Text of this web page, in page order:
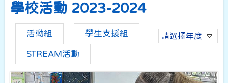
學校活動 2023-2024
請選擇年度
活動組 學生支援組
STREAM活動